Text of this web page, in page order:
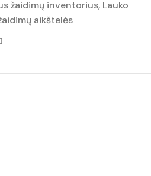
žaidimų inventorius, Lauko
aikštelės